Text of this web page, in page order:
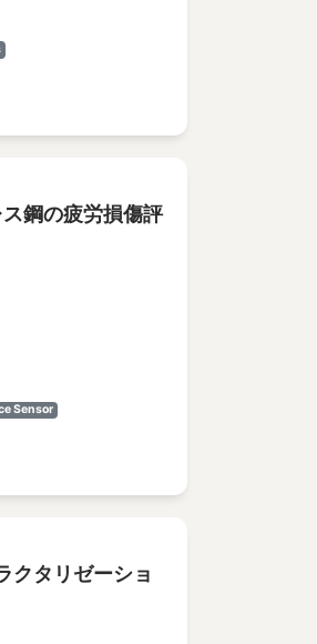
鋼の疲労損傷評
Sensor
クタリゼーショ